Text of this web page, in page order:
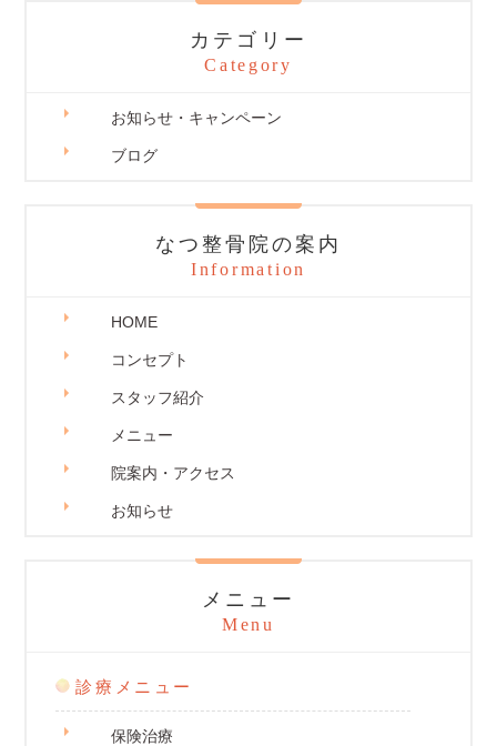
カテゴリー
Category
お知らせ・キャンペーン
ブログ
なつ整骨院の案内
Information
HOME
コンセプト
スタッフ紹介
メニュー
院案内・アクセス
お知らせ
メニュー
Menu
診療メニュー
保険治療